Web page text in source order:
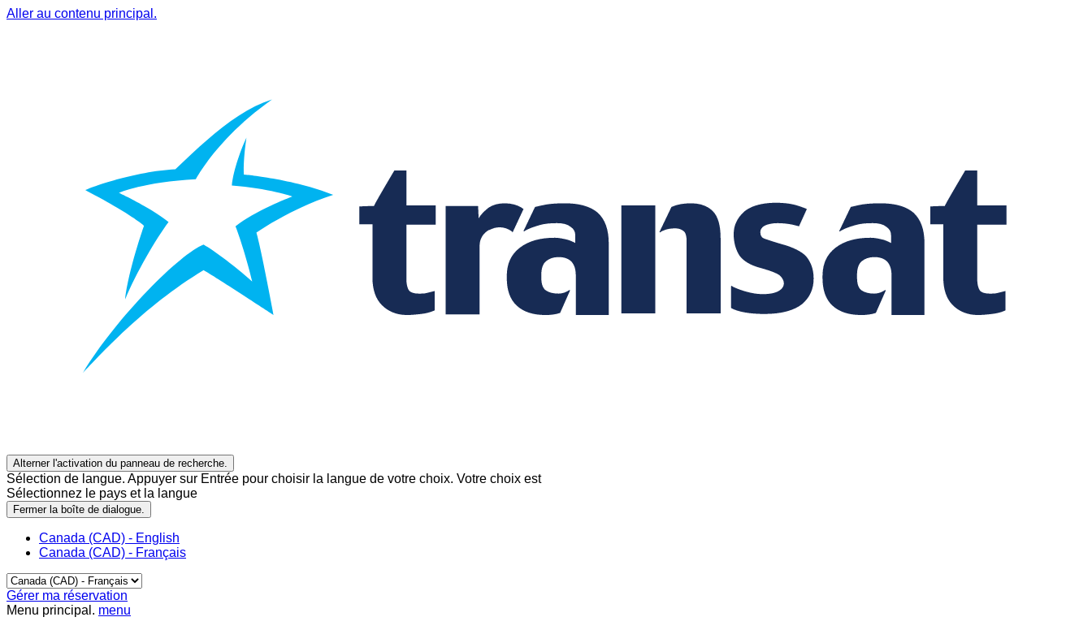
Aller au contenu principal.
Alterner l'activation du panneau de recherche.
Sélection de langue. Appuyer sur Entrée pour choisir la langue de votre choix. Votre choix est
Sélectionnez le pays et la langue
Fermer la boîte de dialogue.
Canada (CAD) - English
Canada (CAD) - Français
Gérer ma réservation
Menu principal. menu